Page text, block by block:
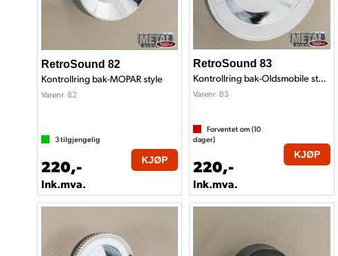
RetroSound 82
Kontrollring bak-MOPAR style
Varenr 82
3tilgjengelig
220,-
Ink.mva.
KJØP
RetroSound 83
Kontrollring bak-Oldsmobile style
Varenr 83
Forventet om (10
dager)
220,-
Ink.mva.
KJØP